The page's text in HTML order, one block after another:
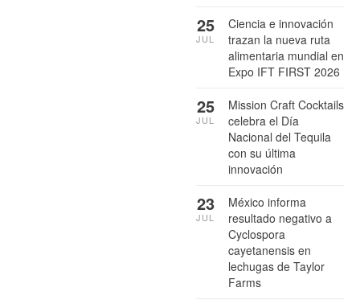
Ciencia e innovación
trazan la nueva ruta
alimentaria mundial en
Expo IFT FIRST 2026
25
JUL
Mission Craft Cocktails
celebra el Día
Nacional del Tequila
con su última
innovación
25
JUL
México informa
resultado negativo a
Cyclospora
cayetanensis en
lechugas de Taylor
Farms
23
JUL